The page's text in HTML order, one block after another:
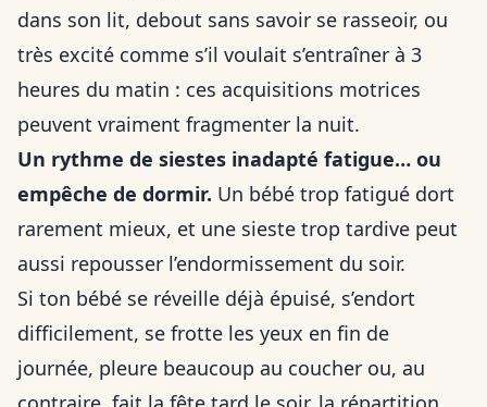
dans son lit, debout sans savoir se rasseoir, ou
très excité comme s’il voulait s’entraîner à 3
heures du matin : ces acquisitions motrices
peuvent vraiment fragmenter la nuit.
Un rythme de siestes inadapté fatigue… ou
empêche de dormir. Un bébé trop fatigué dort
rarement mieux, et une sieste trop tardive peut
aussi repousser l’endormissement du soir.
Si ton bébé se réveille déjà épuisé, s’endort
difficilement, se frotte les yeux en fin de
journée, pleure beaucoup au coucher ou, au